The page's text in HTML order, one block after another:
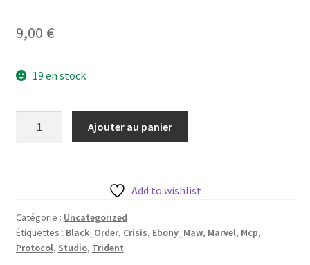
9,00 €
19 en stock
Studio
avec
sa
Ajouter au panier
Add to wishlist
Catégorie : Uncategorized
Étiquettes : Black_Order, Crisis, Ebony_Maw, Marvel, Mcp,
Protocol, Studio, Trident